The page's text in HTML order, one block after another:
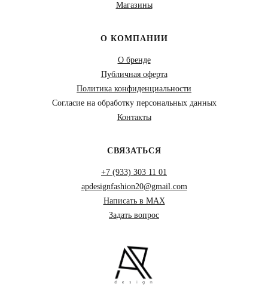
Магазины
О КОМПАНИИ
О бренде
Публичная оферта
Политика конфиденциальности
Согласие на обработку персональных данных
Контакты
СВЯЗАТЬСЯ
+7 (933) 303 11 01
apdesignfashion20@gmail.com
Написать в MAX
Задать вопрос